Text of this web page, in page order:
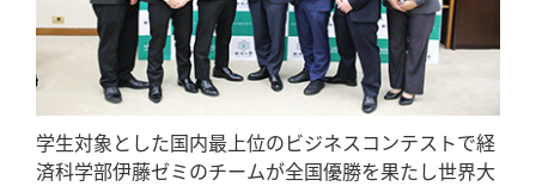
学生対象とした国内最上位のビジネスコンテストで経
済科学部伊藤ゼミのチームが全国優勝を果たし世界大